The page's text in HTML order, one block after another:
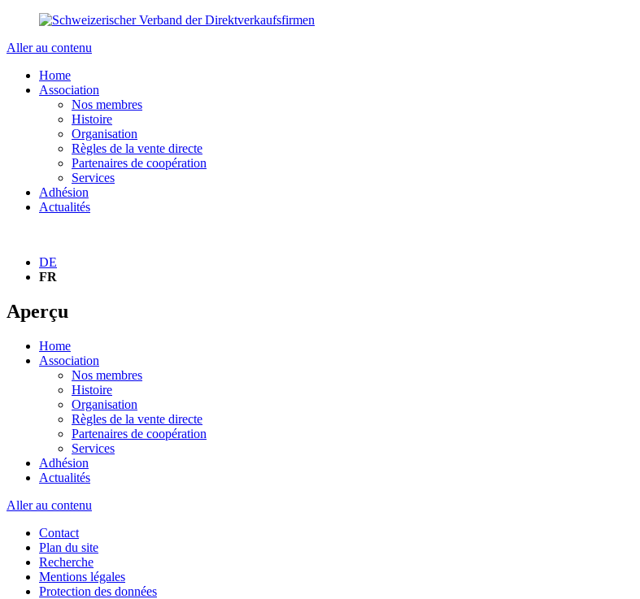
Aller au contenu
Home
Association
Nos membres
Histoire
Organisation
Règles de la vente directe
Partenaires de coopération
Services
Adhésion
Actualités
DE
FR
Aperçu
Home
Association
Nos membres
Histoire
Organisation
Règles de la vente directe
Partenaires de coopération
Services
Adhésion
Actualités
Aller au contenu
Contact
Plan du site
Recherche
Mentions légales
Protection des données